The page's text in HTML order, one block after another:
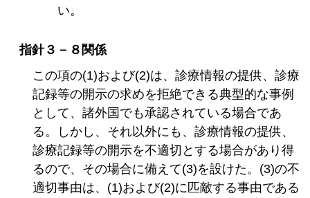
い。
指針３－８関係
この項の(1)および(2)は、診療情報の提供、診療
記録等の開示の求めを拒絶できる典型的な事例
として、諸外国でも承認されている場合であ
る。しかし、それ以外にも、診療情報の提供、
診療記録等の開示を不適切とする場合があり得
るので、その場合に備えて(3)を設けた。(3)の不
適切事由は、(1)および(2)に匹敵する事由である